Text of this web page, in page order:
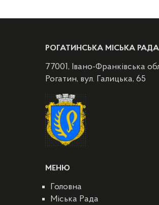
РОГАТИНСЬКА МІСЬКА РАДА
77001, Івано-Франківська
Рогатин, вул. Галицька, 65
МЕНЮ
Головна
Міська Рада